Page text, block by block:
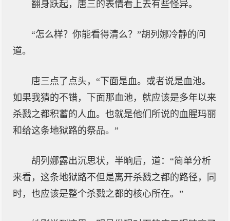
翻身跃起，唐三的表情看上去有些怪异。
“怎么样？你能看得清么？”胡列娜冷静的问
道。
唐三点了点头，“下面是血。或者说是血池。
如果我猜的不错，下面那血池，就应该是多年以来
杀戮之都积蓄的人血。也就是他们所说的血腥玛丽
和给这条地狱路的祭品。”
胡列娜露出沉思状，半晌后，道：“简单分析
来看，这条地狱路不但是离开杀戮之都的路径，同
时，也应该是整个杀戮之都的核心所在。”